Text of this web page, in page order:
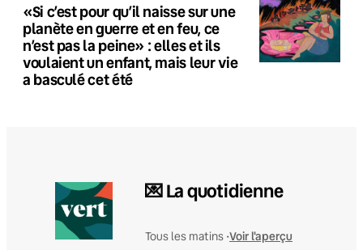
«Si c’est pour qu’il naisse sur une
planète en guerre et en feu, ce
n’est pas la peine» : elles et ils
voulaient un enfant, mais leur vie
a basculé cet été
💌 La quotidienne
Tous les matins •Voir l'aperçu